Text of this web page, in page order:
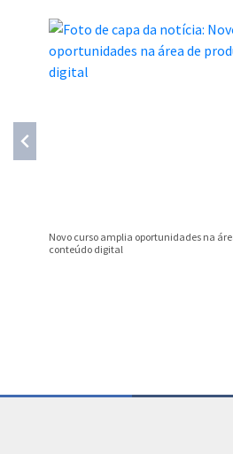
Novo curso amplia oportunidades na
conteúdo digital